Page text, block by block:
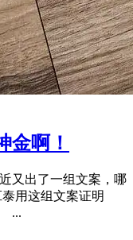
金啊！
又出了一组文案，哪
用这组文案证明
...